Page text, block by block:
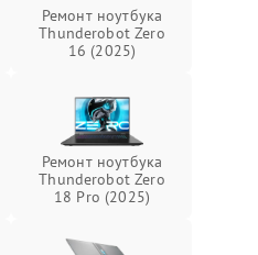
Ремонт ноутбука
Thunderobot Zero
16 (2025)
Ремонт ноутбука
Thunderobot Zero
18 Pro (2025)